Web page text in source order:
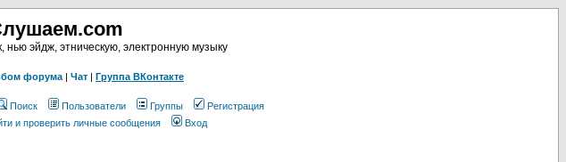
нью эйдж, этническую, электронную музыку
форума | Чат | Группа ВКонтакте
Поиск Пользователи Группы
Регистрация
и проверить личные сообщения Вход